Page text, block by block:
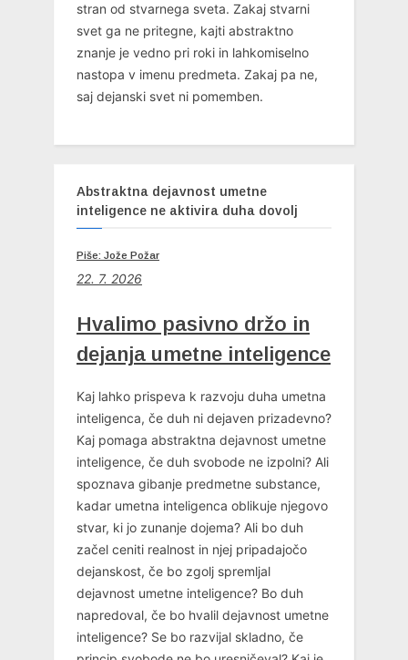
stran od stvarnega sveta. Zakaj stvarni
svet ga ne pritegne, kajti abstraktno
znanje je vedno pri roki in lahkomiselno
nastopa v imenu predmeta. Zakaj pa ne,
saj dejanski svet ni pomemben.
Abstraktna dejavnost umetne
inteligence ne aktivira duha dovolj
Piše: Jože Požar
22. 7. 2026
Hvalimo pasivno držo in
dejanja umetne inteligence
Kaj lahko prispeva k razvoju duha umetna
inteligenca, če duh ni dejaven prizadevno?
Kaj pomaga abstraktna dejavnost umetne
inteligence, če duh svobode ne izpolni? Ali
spoznava gibanje predmetne substance,
kadar umetna inteligenca oblikuje njegovo
stvar, ki jo zunanje dojema? Ali bo duh
začel ceniti realnost in njej pripadajočo
dejanskost, če bo zgolj spremljal
dejavnost umetne inteligence? Bo duh
napredoval, če bo hvalil dejavnost umetne
inteligence? Se bo razvijal skladno, če